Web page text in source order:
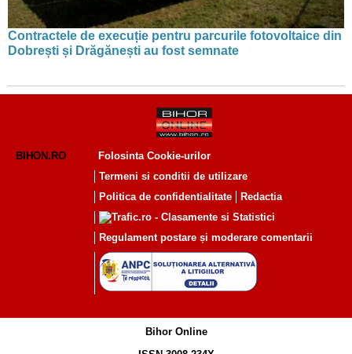
Contractele de execuție pentru parcurile fotovoltaice din
Dobrești și Drăgănești au fost semnate
BIHON.RO
Folosinta Cookie-urilor
Termeni si conditii de utilizare
Politica de confidentialitate
Redactia
Regulament postare și moderare comentarii
Bihor Online